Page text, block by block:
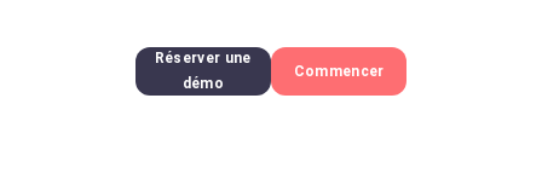
Réserver une
démo
Commencer